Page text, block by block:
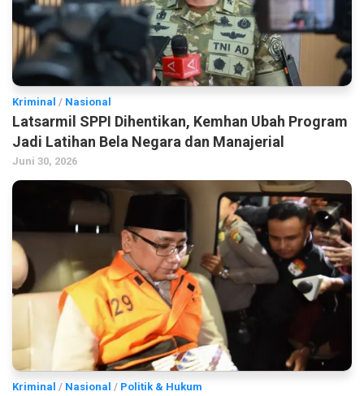
Kriminal / Nasional
Latsarmil SPPI Dihentikan, Kemhan Ubah Program
Jadi Latihan Bela Negara dan Manajerial
Juni 30, 2026
Kriminal / Nasional / Politik & Hukum